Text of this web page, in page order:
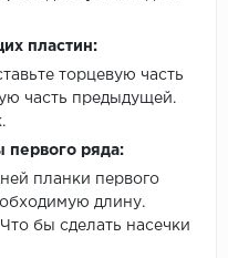
пластин:
торцевую часть
часть предыдущей.
первого ряда:
планки первого
длину.
бы сделать насечки